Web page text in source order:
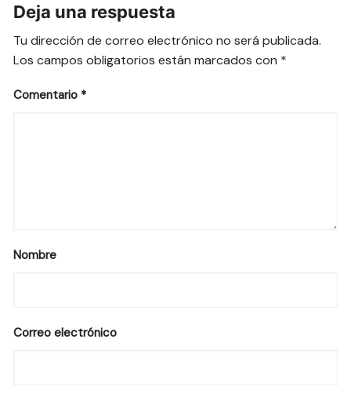
Deja una respuesta
Tu dirección de correo electrónico no será publicada.
Los campos obligatorios están marcados con *
Comentario *
Nombre
Correo electrónico